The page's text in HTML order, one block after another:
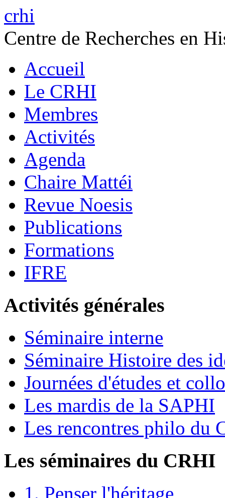
crhi
Centre de Recherches en
Accueil
Le CRHI
Membres
Activités
Agenda
Chaire Mattéi
Revue Noesis
Publications
Formations
IFRE
Activités générales
Séminaire interne
Séminaire Histoire des
Journées d'études et
Les mardis de la SAPHI
Les rencontres philo du
Les séminaires du CRHI
1. Penser l'héritage